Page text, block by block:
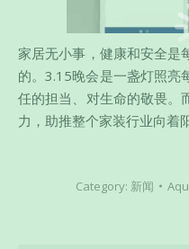
家居无小事，健康和安全是
的。3.15晚会是一盏灯照亮
任的担当、对生命的敬畏。
力，助推整个家装行业向着
Category: 新闻